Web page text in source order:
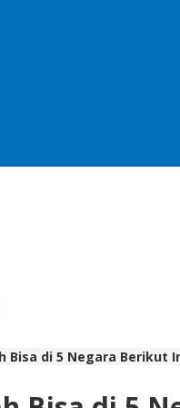
Bisa di 5 Negara Berikut